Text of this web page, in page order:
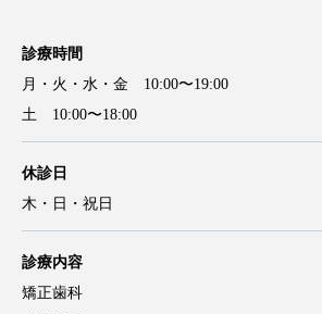
診療時間
月・火・水・金 10:00〜19:00
土 10:00〜18:00
休診日
木・日・祝日
診療内容
矯正歯科